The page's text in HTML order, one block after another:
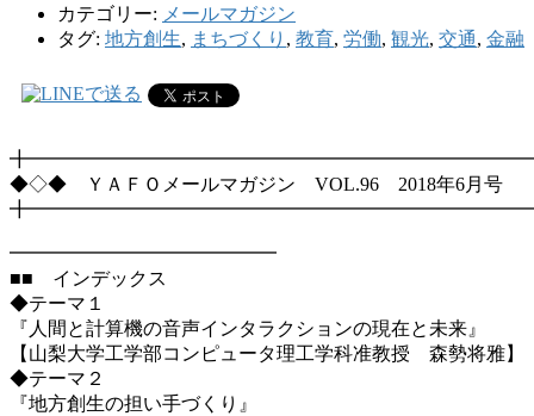
カテゴリー: メールマガジン
タグ: 地方創生, まちづくり , 教育, 労働, 観光, 交通, 金融
◆◇◆ ＹＡＦＯメールマガジン VOL.96 2018年6月号
━━━━━━━━━━━━━━
■■ インデックス
◆テーマ１
『人間と計算機の音声インタラクションの現在と未来』
【山梨大学工学部コンピュータ理工学科准教授 森勢将雅】
◆テーマ２
『地方創生の担い手づくり』